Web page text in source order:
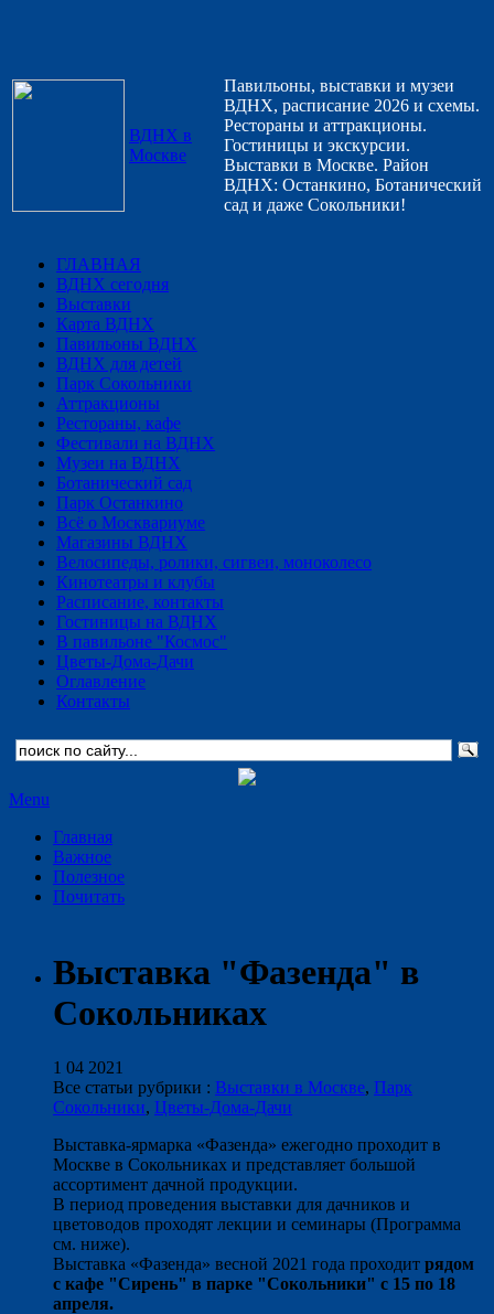
ВДНХ в
Москве
Павильоны, выставки и музеи
ВДНХ, расписание 2026 и схемы.
Рестораны и аттракционы.
Гостиницы и экскурсии.
Выставки в Москве. Район
ВДНХ: Останкино, Ботанический
сад и даже Сокольники!
ГЛАВНАЯ
ВДНХ сегодня
Выставки
Карта ВДНХ
Павильоны ВДНХ
ВДНХ для детей
Парк Сокольники
Аттракционы
Рестораны, кафе
Фестивали на ВДНХ
Музеи на ВДНХ
Ботанический сад
Парк Останкино
Всё о Москвариуме
Магазины ВДНХ
Велосипеды, ролики, сигвеи, моноколесо
Кинотеатры и клубы
Расписание, контакты
Гостиницы на ВДНХ
В павильоне "Космос"
Цветы-Дома-Дачи
Оглавление
Контакты
Menu
Главная
Важное
Полезное
Почитать
Выставка "Фазенда" в
Сокольниках
1 04 2021
Все статьи рубрики : Выставки в Москве, Парк
Сокольники, Цветы-Дома-Дачи
Выставка-ярмарка «Фазенда» ежегодно проходит в
Москве в Сокольниках и представляет большой
ассортимент дачной продукции.
В период проведения выставки для дачников и
цветоводов проходят лекции и семинары (Программа
см. ниже).
Выставка «Фазенда» весной 2021 года проходит рядом
с кафе "Сирень" в парке "Сокольники" с 15 по 18
апреля.